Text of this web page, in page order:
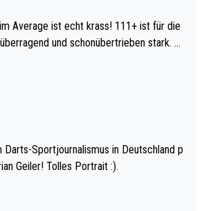
ist echt krass! 111+ ist für die
und schonübertrieben stark. U
Darts-Sportjournalismus in Deutschland p
Geiler! Tolles Portrait :).